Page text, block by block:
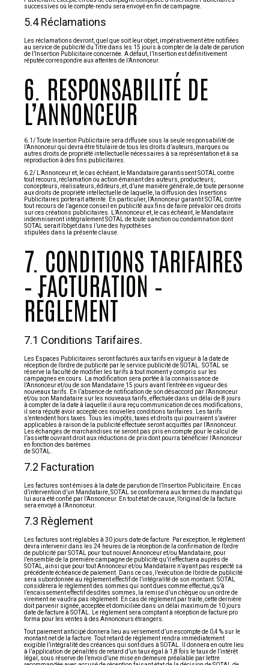
successives où le compte-rendu sera envoyé en fin de campagne.
5.4 Réclamations
Les réclamations devront, quel que soit leur objet, impérativement être notifiées
au service de publicité du Titre dans les 15 jours à compter de la date de parution
de l’Insertion Publicitaire concernée. A défaut, l’Insertion est définitivement
réputée correspondre aux attentes de l’Annonceur.
6. RESPONSABILITÉ DE
L’ANNONCEUR
6.1/ Toute Insertion Publicitaire sera diffusée sous la seule responsabilité de
l’Annonceur qui devra être titulaire de tous les droits d’auteurs, marques ou
autres droits de propriété intellectuelle nécessaires à sa représentation et à sa
reproduction à des fins publicitaires.
6.2/ L’Annonceur et, le cas échéant, le Mandataire garantissent SOTAL contre
tout recours, réclamation ou action émanant des auteurs, producteurs,
concepteurs, réalisateurs, éditeurs, et, d’une manière générale, de toute personne
aux droits de propriété intellectuelle de laquelle, la diffusion des Insertions
Publicitaires porterait atteinte. En particulier, l’Annonceur garantit SOTAL contre
tout recours de l’agence conseil en publicité aux fins de faire prévaloir ces droits
sur ces créations publicitaires. L’Annonceur et, le cas échéant, le Mandataire
indemniseront intégralement SOTAL de toute sanction ou condamnation dont
SOTAL serait l’objet dans l’une des hypothèses
stipulées dans la présente clause.
7. CONDITIONS TARIFAIRES
– FACTURATION –
RÈGLEMENT
7.1 Conditions Tarifaires.
Les Espaces Publicitaires seront facturés aux tarifs en vigueur à la date de
réception de l’ordre de publicité par le service publicité de SOTAL. SOTAL se
réserve la faculté de modifier les tarifs à tout moment y compris sur les
campagnes en cours. La modification sera portée à la connaissance de
l’Annonceur et/ou de son Mandataire 15 jours avant l’entrée en vigueur des
nouveaux tarifs. En l’absence de notification de son désaccord par l’Annonceur
et/ou son Mandataire sur les nouveaux tarifs, effectuée dans un délai de 8 jours
à compter de la date à laquelle il aura reçu communication de ces modifications,
il sera réputé avoir accepté ces nouvelles conditions tarifaires. Les tarifs
s’entendent hors taxes. Tous les impôts, taxes et droits qui pourraient s’avérer
applicables à raison de la publicité effectuée seront acquittés par l’Annonceur.
Les échanges de marchandises ne seront pas pris en compte pour le calcul de
l’assiette ouvrant droit aux réductions de prix dont pourra bénéficier l’Annonceur
en fonction des barèmes
de SOTAL.
7.2 Facturation
Les factures sont émises à la date de parution de l’Insertion Publicitaire. En cas
d’intervention d’un Mandataire, SOTAL se conformera aux termes du mandat qui
lui aura été confié par l’Annonceur. En tout état de cause, l’original de la facture
sera envoyé à l’Annonceur.
7.3 Règlement
Les factures sont réglables à 30 jours date de facture. Par exception, le règlement
devra intervenir dans les 24 heures de la réception de la confirmation de l’ordre
de publicité par SOTAL pour tout nouvel Annonceur et/ou Mandataire, pour
l’ensemble de la première campagne de publicité qu’il effectuera auprès de
SOTAL, ainsi que pour tout Annonceur et/ou Mandataire n’ayant pas respecté sa
précédente échéance de paiement. Dans ce cas, l’exécution de l’ordre de publicité
sera subordonnée au règlement effectif de l’intégralité de son montant. SOTAL
considèrera le règlement des sommes qui sont dues comme effectué, qu’à
l’encaissement effectif desdites sommes, la remise d’un chèque ou un ordre de
virement ne vaudra pas règlement. En cas de règlement par traite, cette dernière
doit parvenir signée, acceptée et domiciliée dans un délai maximum de 10 jours
date de facture à SOTAL. Le règlement sera comptant à réception de facture pro
forma pour les ventes à des Annonceurs étrangers.
Tout paiement anticipé donnera lieu au versement d’un escompte de 0,4 % sur le
montant net de la facture. Tout retard de règlement rendra immédiatement
exigible l’intégralité des créances qui sont dues à SOTAL. Il donnera en outre lieu
à l’application de pénalités de retard d’un taux égal à 1,8 fois le taux de l’intérêt
légal, sous réserve de l’envoi d’une mise en demeure préalable par lettre